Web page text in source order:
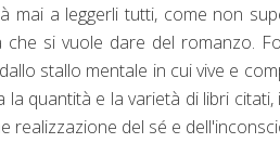
mai a leggerli tutti, come non
che si vuole dare del romanzo.
stallo mentale in cui vive e
la quantità e la varietà di libri
realizzazione del sé e